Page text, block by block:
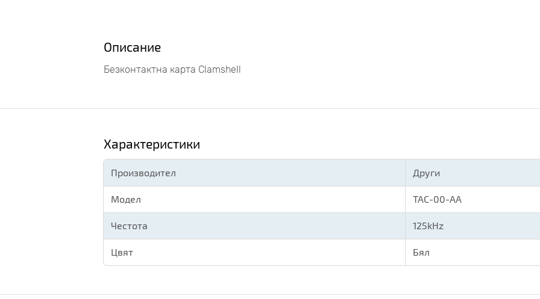
Описание
Безконтактна карта Clamshell
Характеристики
Производител Други
Модел TAC-00-AA
Честота 125kHz
Цвят Бял